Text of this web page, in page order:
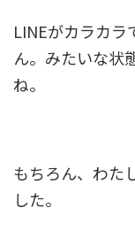
LINEがカラカラ
ん。みたいな状
ね。
もちろん、わた
した。